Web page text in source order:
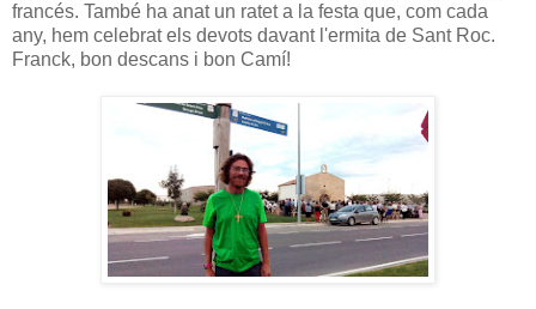
francés. També ha anat un ratet a la festa que, com cada
any, hem celebrat els devots davant l'ermita de Sant Roc.
Franck, bon descans i bon Camí!